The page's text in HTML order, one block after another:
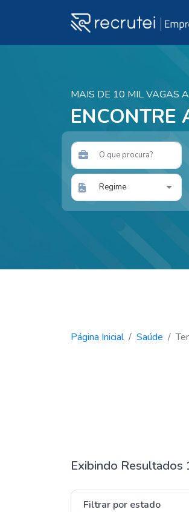
MAIS DE 10 MIL VAGAS
ENCONTRE
Regime
Página Inicial Saúde
Exibindo Resultados
Filtrar por estado